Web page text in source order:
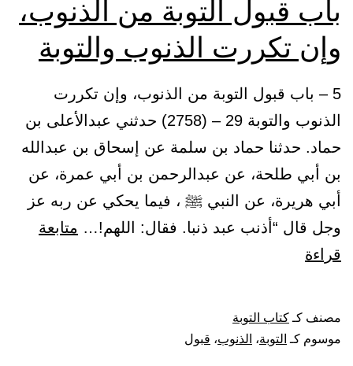
باب قبول التوبة من الذنوب،
وإن تكررت الذنوب والتوبة
5 – باب قبول التوبة من الذنوب، وإن تكررت
الذنوب والتوبة 29 – (2758) حدثني عبدالأعلى بن
حماد. حدثنا حماد بن سلمة عن إسحاق بن عبدالله
بن أبي طلحة، عن عبدالرحمن بن أبي عمرة، عن
أبي هريرة، عن النبي ﷺ ، فيما يحكي عن ربه عز
وجل قال “أذنب عبد ذنبا. فقال: اللهم!… متابعة
قراءة
التوبة
من
مصنف كـكتاب التوبة
موسوم كـ التوبة، الذنوب، قبول